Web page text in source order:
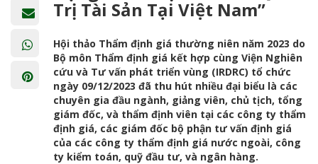
Trị Tài Sản Tại Việt Nam”
Hội thảo Thẩm định giá thường niên năm 2023 do
Bộ môn Thẩm định giá kết hợp cùng Viện Nghiên
cứu và Tư vấn phát triển vùng (IRDRC) tổ chức
ngày 09/12/2023 đã thu hút nhiều đại biểu là các
chuyên gia đầu ngành, giảng viên, chủ tịch, tổng
giám đốc, và thẩm định viên tại các công ty thẩm
định giá, các giám đốc bộ phận tư vấn định giá
của các công ty thẩm định giá nước ngoài, công
ty kiểm toán, quỹ đầu tư, và ngân hàng.